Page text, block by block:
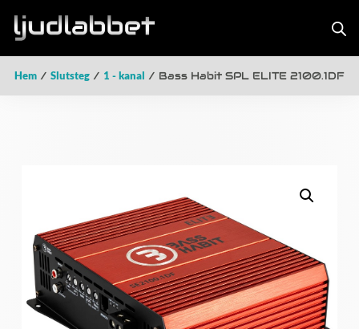
Hem / Slutsteg / 1 - kanal / Bass Habit SPL ELITE 2100.1DF